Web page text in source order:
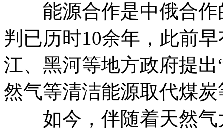
能源合作是中俄合作
判已历时10余年，此前
江、黑河等地方政府提
然气等清洁能源取代煤
如今，伴随着天然气